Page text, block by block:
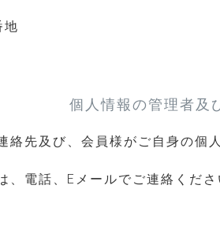
地
個人情報の管理者及
絡先及び、会員様がご自身の
、電話、Eメールでご連絡くだ